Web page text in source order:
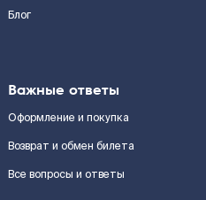
Блог
Важные ответы
Оформление и покупка
Возврат и обмен билета
Все вопросы и ответы